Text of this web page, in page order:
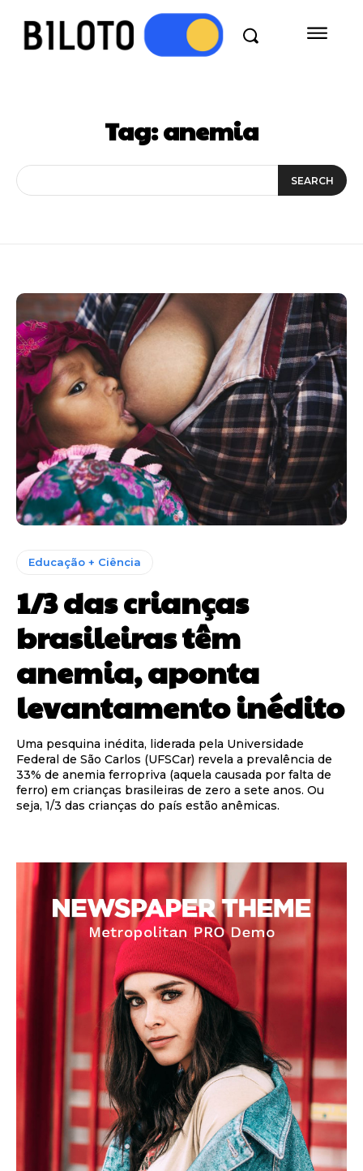
Tag:anemia
SEARCH
Educação + Ciência
1/3 das crianças
brasileiras têm
anemia, aponta
levantamento inédito
Uma pesquina inédita, liderada pela Universidade
Federal de São Carlos (UFSCar) revela a prevalência de
33% de anemia ferropriva (aquela causada por falta de
ferro) em crianças brasileiras de zero a sete anos. Ou
seja, 1/3 das crianças do país estão anêmicas.